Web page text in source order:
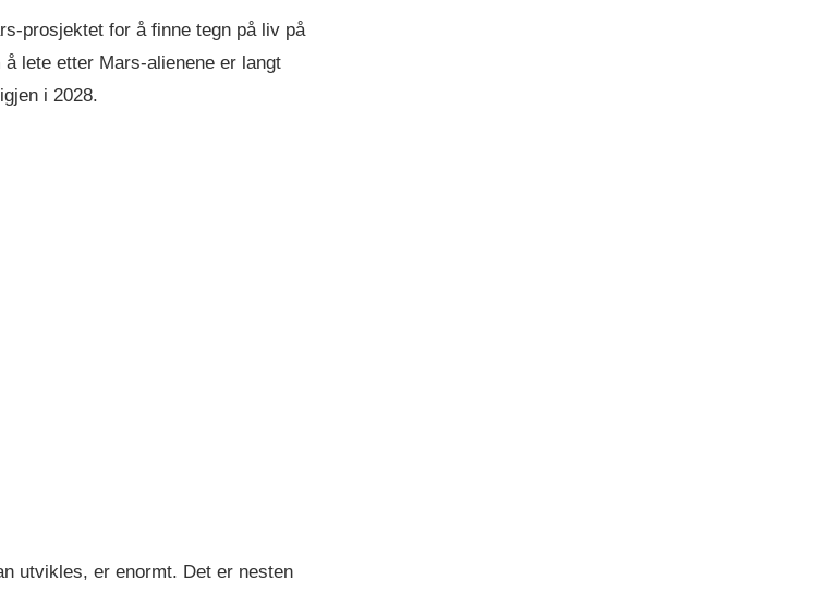
prosjektet for å finne tegn på liv på
lete etter Mars-alienene er langt
i 2028.
utvikles, er enormt. Det er nesten